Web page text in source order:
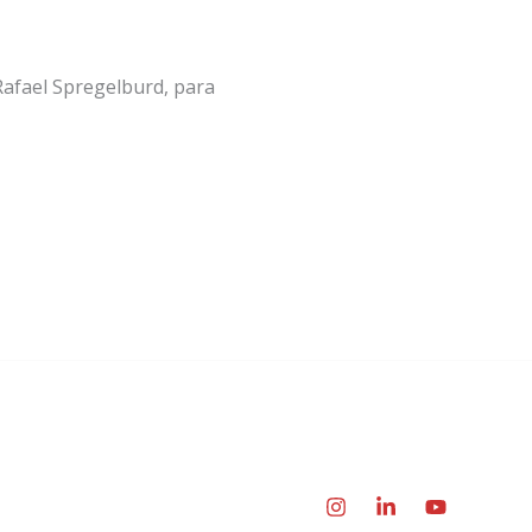
Spregelburd, para